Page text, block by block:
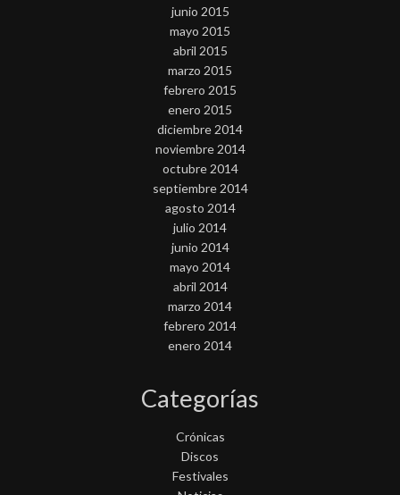
junio 2015
mayo 2015
abril 2015
marzo 2015
febrero 2015
enero 2015
diciembre 2014
noviembre 2014
octubre 2014
septiembre 2014
agosto 2014
julio 2014
junio 2014
mayo 2014
abril 2014
marzo 2014
febrero 2014
enero 2014
Categorías
Crónicas
Discos
Festivales